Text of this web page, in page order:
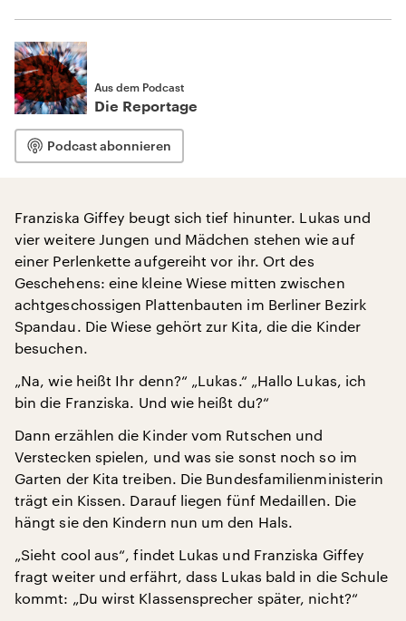
Aus dem Podcast
Die Reportage
Podcast abonnieren
Franziska Giffey beugt sich tief hinunter. Lukas und
vier weitere Jungen und Mädchen stehen wie auf
einer Perlenkette aufgereiht vor ihr. Ort des
Geschehens: eine kleine Wiese mitten zwischen
achtgeschossigen Plattenbauten im Berliner Bezirk
Spandau. Die Wiese gehört zur Kita, die die Kinder
besuchen.
„Na, wie heißt Ihr denn?“ „Lukas.“ „Hallo Lukas, ich
bin die Franziska. Und wie heißt du?“
Dann erzählen die Kinder vom Rutschen und
Verstecken spielen, und was sie sonst noch so im
Garten der Kita treiben. Die Bundesfamilienministerin
trägt ein Kissen. Darauf liegen fünf Medaillen. Die
hängt sie den Kindern nun um den Hals.
„Sieht cool aus“, findet Lukas und Franziska Giffey
fragt weiter und erfährt, dass Lukas bald in die Schule
kommt: „Du wirst Klassensprecher später, nicht?“